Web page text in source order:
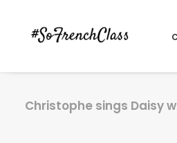
Christophe sings Daisy